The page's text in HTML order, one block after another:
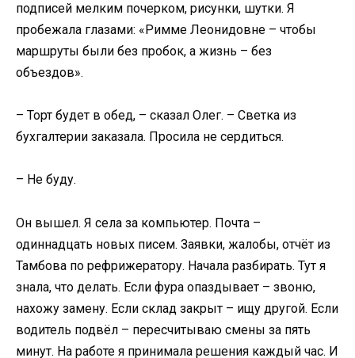
подписей мелким почерком, рисунки, шутки. Я
пробежала глазами: «Римме Леонидовне – чтобы
маршруты были без пробок, а жизнь – без
объездов».
– Торт будет в обед, – сказал Олег. – Светка из
бухгалтерии заказала. Просила не сердиться.
– Не буду.
Он вышел. Я села за компьютер. Почта –
одиннадцать новых писем. Заявки, жалобы, отчёт из
Тамбова по рефрижератору. Начала разбирать. Тут я
знала, что делать. Если фура опаздывает – звоню,
нахожу замену. Если склад закрыт – ищу другой. Если
водитель подвёл – пересчитываю смены за пять
минут. На работе я принимала решения каждый час. И